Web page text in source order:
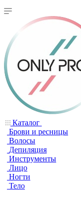
Каталог
Брови и ресницы
Волосы
Депиляция
Инструменты
Лицо
Ногти
Тело